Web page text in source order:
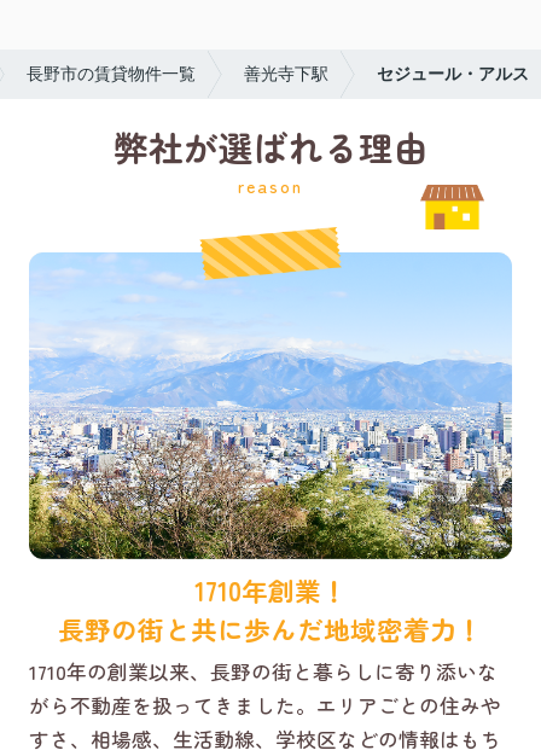
長野市の賃貸物件一覧 善光寺下駅 セジュール・アルス
弊社が選ばれる理由
reason
1710年創業！
長野の街と共に歩んだ地域密着力！
1710年の創業以来、長野の街と暮らしに寄り添いな
がら不動産を扱ってきました。エリアごとの住みや
すさ、相場感、生活動線、学校区などの情報はもち